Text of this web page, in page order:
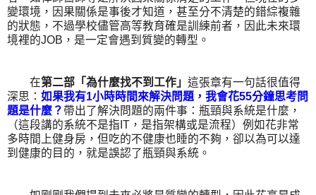
變環境，因果關係是事後才知道，甚至分不清楚的錯綜複雜
的狀態，不過學校儘管高等教育確是訓練前者，因此未來環
境裡的JOB，是一定會遇到質變的轉型。
在第二部「為什麼找不到工作」 這張章有一句話很值得
深思： 如果我有1小時時間來解決問題，我會花55分鐘思考問
題是什麼？ 帶出了解決問題的兩件事：瓶頸與系統是什麼，
（這段講的系統不是指IT，是指架構或是流程）例如花非常
多時間上健身房，但吃的不健康也睡的不夠，卻以為可以達
到健康的目的，就是誤認了瓶頸與系統。